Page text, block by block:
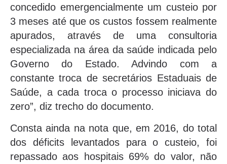
concedido emergencialmente um custeio por
3 meses até que os custos fossem realmente
apurados, através de uma consultoria
especializada na área da saúde indicada pelo
Governo do Estado. Advindo com a
constante troca de secretários Estaduais de
Saúde, a cada troca o processo iniciava do
zero”, diz trecho do documento.
Consta ainda na nota que, em 2016, do total
dos déficits levantados para o custeio, foi
repassado aos hospitais 69% do valor, não